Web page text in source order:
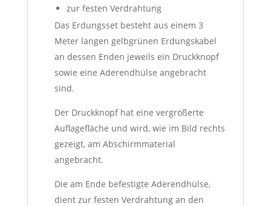
zur festen Verdrahtung
Das Erdungsset besteht aus einem 3
Meter langen gelbgrünen Erdungskabel
an dessen Enden jeweils ein Druckknopf
sowie eine Aderendhülse angebracht
sind.
Der Druckknopf hat eine vergrößerte
Auflagefläche und wird, wie im Bild rechts
gezeigt, am Abschirmmaterial
angebracht.
Die am Ende befestigte Aderendhülse,
dient zur festen Verdrahtung an den